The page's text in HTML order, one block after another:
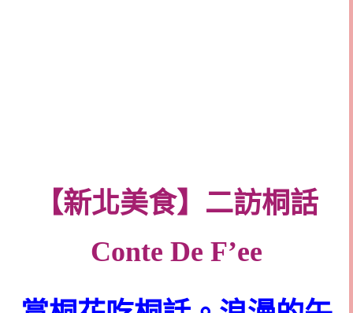
【新北美食】二訪桐話
Conte De F’ee